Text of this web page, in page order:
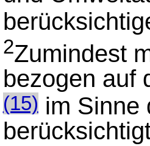
2Zumindest
bezogen auf
(15)im Sinne